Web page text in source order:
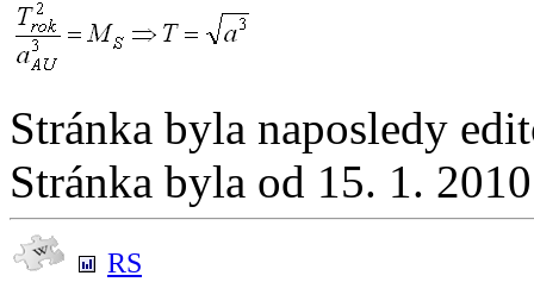
Stránka byla naposledy
Stránka byla od 15. 1.
RS